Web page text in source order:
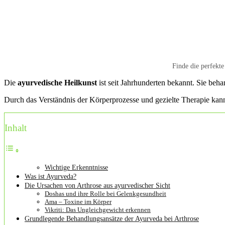
Finde die
Die ayurvedische Heilkunst ist seit Jahrhunderten bekannt. Sie
Durch das Verständnis der Körperprozesse und gezielte Therapie
Inhalt
Wichtige Erkenntnisse
Was ist Ayurveda?
Die Ursachen von Arthrose aus ayurvedischer Sicht
Doshas und ihre Rolle bei Gelenkgesundheit
Ama – Toxine im Körper
Vikriti: Das Ungleichgewicht erkennen
Grundlegende Behandlungsansätze der Ayurveda bei Arthrose